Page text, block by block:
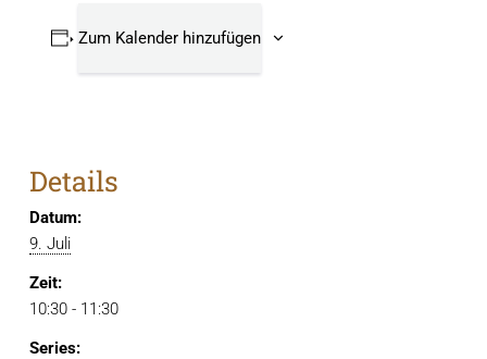
Zum Kalender hinzufügen
Details
Datum:
9. Juli
Zeit:
10:30 - 11:30
Series: